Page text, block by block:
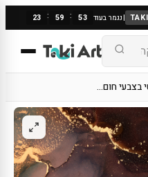
|נגמר בעוד 23 : 59 : 53
בצבעי חום…